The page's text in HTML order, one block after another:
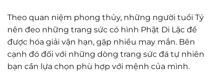
Theo quan niệm phong thủy, những người tuổi Tý
nên đeo những trang sức có hình Phật Di Lặc để
được hóa giải vận hạn, gặp nhiều may mắn. Bên
cạnh đó đối với những dòng trang sức đá tự nhiên
bạn cần lựa chọn phù hợp với mệnh của mình.